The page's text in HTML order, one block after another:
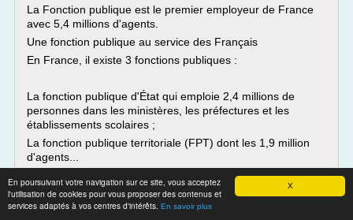
X
En poursuivant votre navigation sur ce site, vous acceptez
l'utilisation de cookies pour vous proposer des contenus et
services adaptés à vos centres d'intérêts. En savoir plus
La Fonction publique est le premier employeur de France
avec 5,4 millions d'agents.
Une fonction publique au service des Français
En France, il existe 3 fonctions publiques :
La fonction publique d'État qui emploie 2,4 millions de
personnes dans les ministères, les préfectures et les
établissements scolaires ;
La fonction publique territoriale (FPT) dont les 1,9 million
d'agents...
Lire la suite
Site :http://droit.unicaen.fr